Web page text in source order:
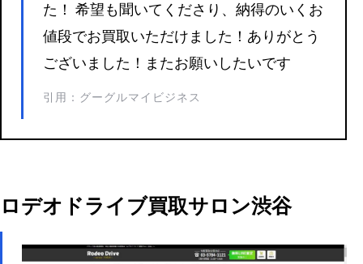
た！ 希望も聞いてくださり、納得のいくお
値段でお買取いただけました！ありがとう
ございました！またお願いしたいです
引用：グーグルマイビジネス
ロデオドライブ買取サロン渋谷